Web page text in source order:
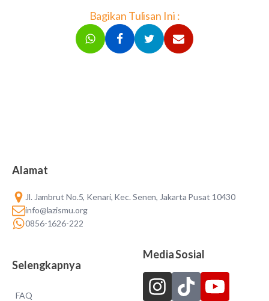
Bagikan Tulisan Ini :
Alamat
Jl. Jambrut No.5, Kenari, Kec. Senen, Jakarta Pusat 10430
info@lazismu.org
0856-1626-222
Selengkapnya
FAQ
Media Sosial